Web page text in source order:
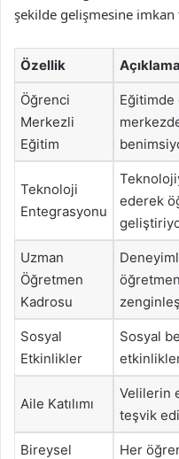
şekilde gelişmesine imkan
Özellik Açıklama
Öğrenci
Merkezli
Eğitim
Teknoloji
Entegrasyonu
ederek
Uzman
Öğretmen
Kadrosu
Sosyal
Etkinlikler
Sosyal
Aile Katılımı
Velilerin
teşvik
Bireysel
Her